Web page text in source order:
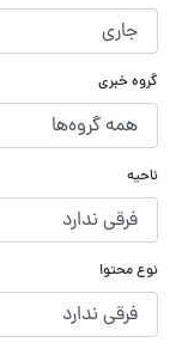
گروه خبری
ناحیه
نوع محتوا